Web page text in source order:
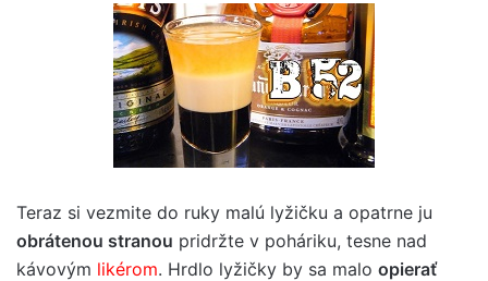
Teraz si vezmite do ruky malú lyžičku a opatrne ju
obrátenou stranou pridržte v poháriku, tesne nad
kávovým likérom. Hrdlo lyžičky by sa malo opierať